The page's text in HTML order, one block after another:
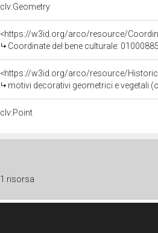
clv:Geometry
<https://w3id.org/arco/resource/
Coordinate del bene culturale:
<https://w3id.org/arco/resource/
motivi decorativi geometrici e vegetali
clv:Point
1 risorsa